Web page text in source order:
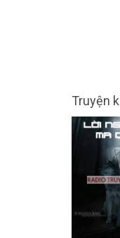
Truyện